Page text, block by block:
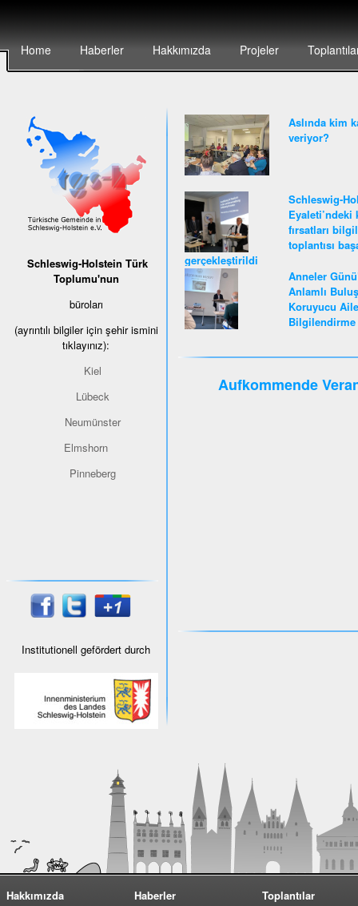
Home Haberler Hakkımızda Projeler
Schleswig-Holstein Türk
Toplumu'nun
büroları
(ayrıntılı bilgiler için şehir ismini
tıklayınız):
Kiel
Lübeck
Neumünster
Elmshorn
Pinneberg
Institutionell gefördert durch
Aslında kim
veriyor?
Schleswig-
Eyaleti’ndeki
fırsatları
toplantısı
gerçekleştirildi
Anneler
Anlamlı
Koruyucu Aile
Bilgilendirme
Aufkommende
Hakkımızda
Haberler
Toplantılar